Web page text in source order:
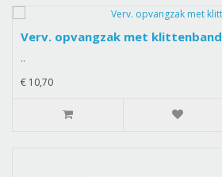
Verv. opvangzak met klittenband
..
€ 10,70